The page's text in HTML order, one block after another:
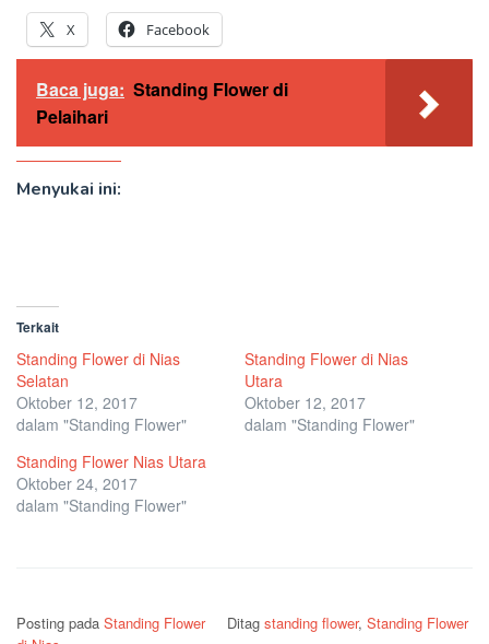
X Facebook
Baca juga: Standing Flower di
Pelaihari
Menyukai ini:
Terkait
Standing Flower di Nias
Selatan
Oktober 12, 2017
dalam "Standing Flower"
Standing Flower di Nias
Utara
Oktober 12, 2017
dalam "Standing Flower"
Standing Flower Nias Utara
Oktober 24, 2017
dalam "Standing Flower"
Posting pada Standing Flower Ditag standing flower, Standing Flower